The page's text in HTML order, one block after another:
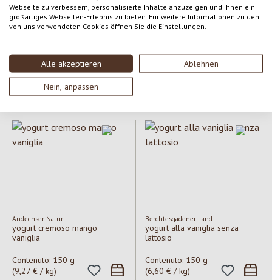
Webseite zu verbessern, personalisierte Inhalte anzuzeigen und Ihnen ein
großartiges Webseiten-Erlebnis zu bieten. Für weitere Informationen zu den
von uns verwendeten Cookies öffnen Sie die Einstellungen.
Alle akzeptieren Ablehnen
Nein, anpassen
Milchhof Sterzing
Contenuto:125 g
(5,52 € / kg)
Prezzo normale:
0,69 €
Andechser Natur
Lassi - yogurt da bere mango
Contenuto:250 g
(6,60 € / kg)
Andechser Natur
yogurt cremoso mango
vaniglia
Contenuto: 150 g
(9,27 € / kg)
Berchtesgadener Land
yogurt alla vaniglia senza
lattosio
Contenuto: 150 g
(6,60 € / kg)